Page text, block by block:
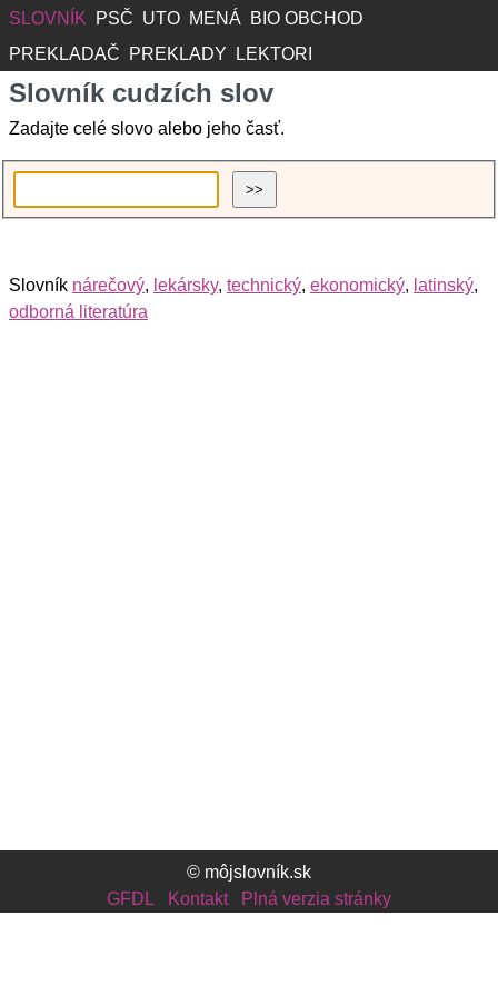
SLOVNÍK PSČ UTO MENÁ
BIO OBCHOD
PREKLADAČ
PREKLADY LEKTORI
Slovník cudzích slov
Zadajte celé slovo alebo jeho časť.
Slovník nárečový, lekársky, technický, ekonomický, latinský,
odborná literatúra
© môjslovník.sk
GFDL
Kontakt Plná verzia stránky